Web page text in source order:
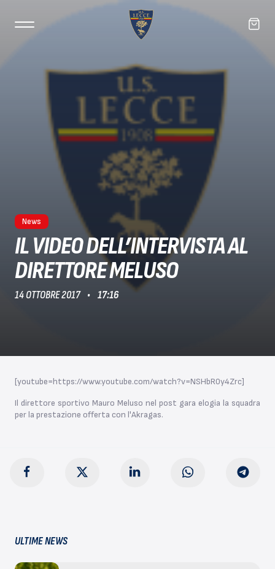
News
IL VIDEO DELL’INTERVISTA AL
DIRETTORE MELUSO
14 OTTOBRE 2017 17:16
[youtube=https://www.youtube.com/watch?v=NSHbR0y4Zrc]
Il direttore sportivo Mauro Meluso nel post gara elogia la squadra
per la prestazione offerta con l'Akragas.
ULTIME NEWS